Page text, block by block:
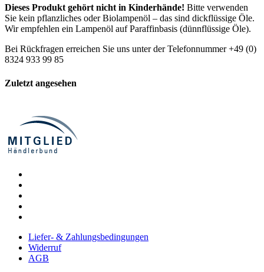
Dieses Produkt gehört nicht in Kinderhände! Bitte verwenden
Sie kein pflanzliches oder Biolampenöl – das sind dickflüssige Öle.
Wir empfehlen ein Lampenöl auf Paraffinbasis (dünnflüssige Öle).
Bei Rückfragen erreichen Sie uns unter der Telefonnummer +49 (0)
8324 933 99 85
Zuletzt angesehen
Liefer- & Zahlungsbedingungen
Widerruf
AGB